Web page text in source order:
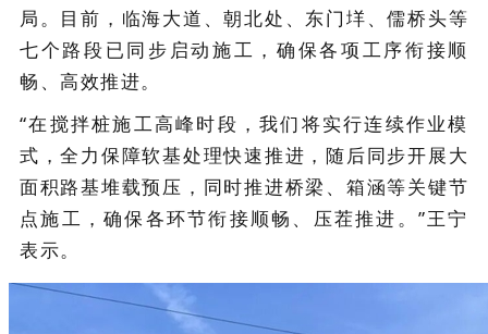
局。目前，临海大道、朝北处、东门垟、儒桥头等
七个路段已同步启动施工，确保各项工序衔接顺
畅、高效推进。
“在搅拌桩施工高峰时段，我们将实行连续作业模
式，全力保障软基处理快速推进，随后同步开展大
面积路基堆载预压，同时推进桥梁、箱涵等关键节
点施工，确保各环节衔接顺畅、压茬推进。”王宁
表示。